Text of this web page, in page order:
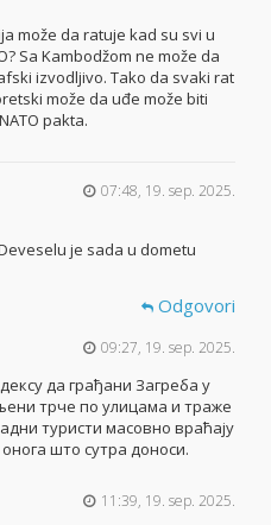
može da ratuje kad su svi u
Sa Kambodžom ne može da
izvodljivo. Tako da svaki rat
može da uđe može biti
pakta.
07:48, 19. sep. 2025.
je sada u dometu
Odgovori
09:27, 19. sep. 2025.
да грађани Загреба у
трче по улицама и траже
туристи масовно враћају
што сутра доноси.
11:39, 19. sep. 2025.